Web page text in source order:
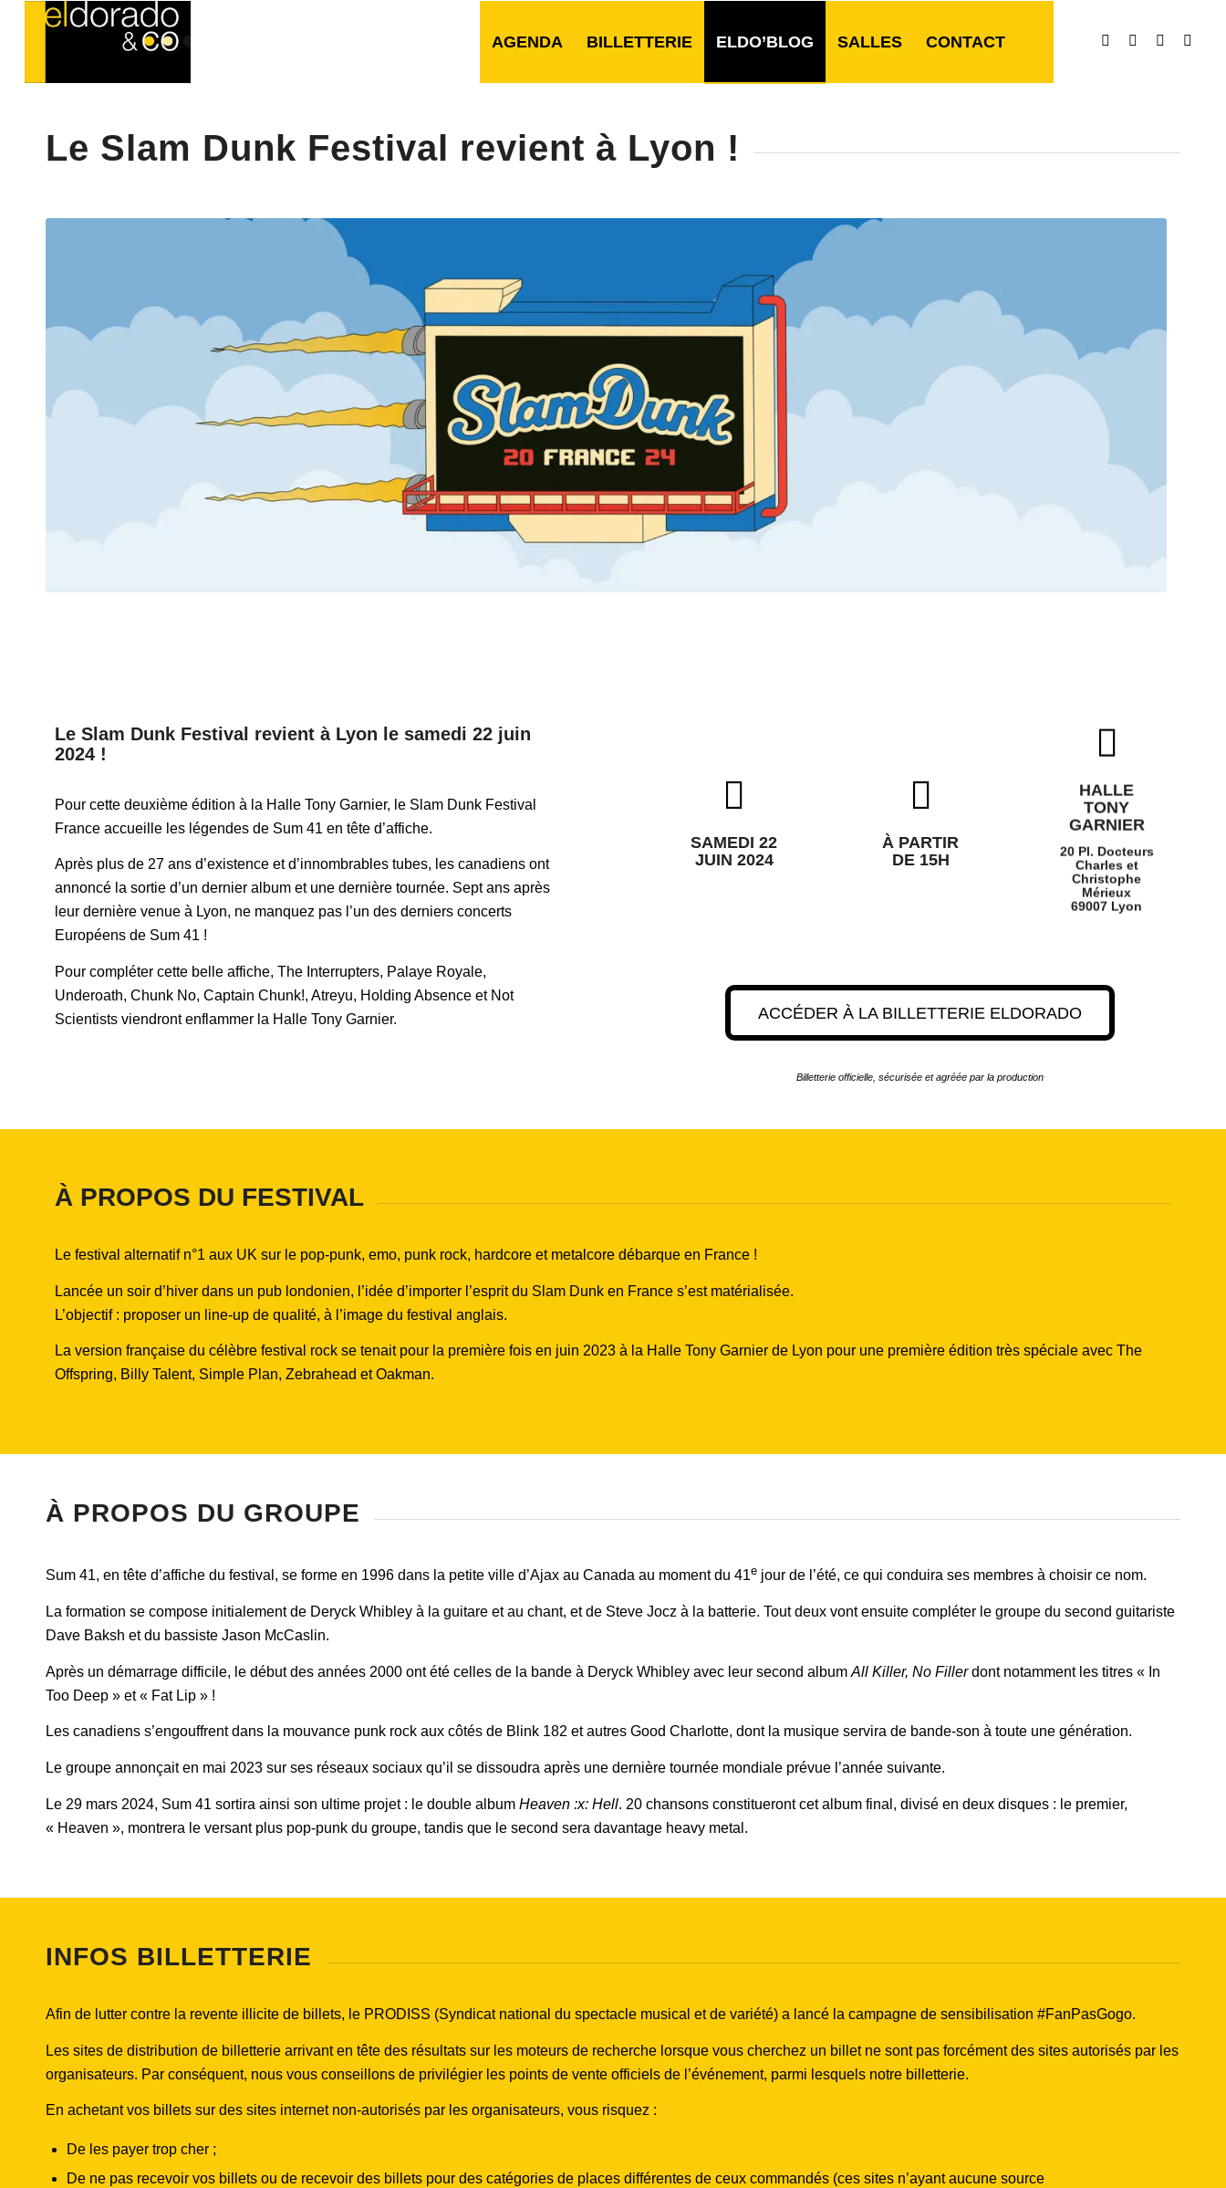
AGENDA BILLETTERIE ELDO’BLOG SALLES CONTACT
Le Slam Dunk Festival revient à Lyon !
Le Slam Dunk Festival revient à Lyon le samedi 22 juin
2024 !
Pour cette deuxième édition à la Halle Tony Garnier, le Slam Dunk Festival
France accueille les légendes de Sum 41 en tête d’affiche.
Après plus de 27 ans d’existence et d’innombrables tubes, les canadiens ont
annoncé la sortie d’un dernier album et une dernière tournée. Sept ans après
leur dernière venue à Lyon, ne manquez pas l’un des derniers concerts
Européens de Sum 41 !
Pour compléter cette belle affiche, The Interrupters, Palaye Royale,
Underoath, Chunk No, Captain Chunk!, Atreyu, Holding Absence et Not
Scientists viendront enflammer la Halle Tony Garnier.
SAMEDI 22
JUIN 2024
À PARTIR
DE 15H
HALLE
TONY
GARNIER
20 Pl. Docteurs
Charles et
Christophe
Mérieux
69007 Lyon
ACCÉDER À LA BILLETTERIE ELDORADO
Billetterie officielle, sécurisée et agréée par la production
À PROPOS DU FESTIVAL
Le festival alternatif n°1 aux UK sur le pop-punk, emo, punk rock, hardcore et metalcore débarque en France !
Lancée un soir d’hiver dans un pub londonien, l’idée d’importer l’esprit du Slam Dunk en France s’est matérialisée.
L’objectif : proposer un line-up de qualité, à l’image du festival anglais.
La version française du célèbre festival rock se tenait pour la première fois en juin 2023 à la Halle Tony Garnier de Lyon pour une première édition très spéciale avec The
Offspring, Billy Talent, Simple Plan, Zebrahead et Oakman.
À PROPOS DU GROUPE
Sum 41, en tête d’affiche du festival, se forme en 1996 dans la petite ville d’Ajax au Canada au moment du 41e jour de l’été, ce qui conduira ses membres à choisir ce nom.
La formation se compose initialement de Deryck Whibley à la guitare et au chant, et de Steve Jocz à la batterie. Tout deux vont ensuite compléter le groupe du second guitariste
Dave Baksh et du bassiste Jason McCaslin.
Après un démarrage difficile, le début des années 2000 ont été celles de la bande à Deryck Whibley avec leur second album All Killer, No Fillerdont notamment les titres « In
Too Deep » et « Fat Lip » !
Les canadiens s’engouffrent dans la mouvance punk rock aux côtés de Blink 182 et autres Good Charlotte, dont la musique servira de bande-son à toute une génération.
Le groupe annonçait en mai 2023 sur ses réseaux sociaux qu’il se dissoudra après une dernière tournée mondiale prévue l’année suivante.
Le 29 mars 2024, Sum 41 sortira ainsi son ultime projet : le double album Heaven :x: Hell. 20 chansons constitueront cet album final, divisé en deux disques : le premier,
« Heaven », montrera le versant plus pop-punk du groupe, tandis que le second sera davantage heavy metal.
INFOS BILLETTERIE
Afin de lutter contre la revente illicite de billets, le PRODISS (Syndicat national du spectacle musical et de variété) a lancé la campagne de sensibilisation #FanPasGogo.
Les sites de distribution de billetterie arrivant en tête des résultats sur les moteurs de recherche lorsque vous cherchez un billet ne sont pas forcément des sites autorisés par les
organisateurs. Par conséquent, nous vous conseillons de privilégier les points de vente officiels de l’événement, parmi lesquels notre billetterie.
En achetant vos billets sur des sites internet non-autorisés par les organisateurs, vous risquez :
De les payer trop cher ;
De ne pas recevoir vos billets ou de recevoir des billets pour des catégories de places différentes de ceux commandés (ces sites n’ayant aucune source